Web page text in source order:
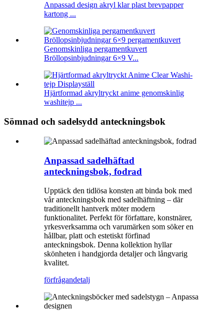
Anpassad design akryl klar plast brevpapper
kartong ...
Genomskinliga pergamentkuvert
Bröllopsinbjudningar 6×9 V...
Hjärtformad akryltryckt anime genomskinlig
washitejp ...
Sömnad och sadelsydd anteckningsbok
Anpassad sadelhäftad
anteckningsbok, fodrad
Upptäck den tidlösa konsten att binda bok med
vår anteckningsbok med sadelhäftning – där
traditionellt hantverk möter modern
funktionalitet. Perfekt för författare, konstnärer,
yrkesverksamma och varumärken som söker en
hållbar, platt och estetiskt förfinad
anteckningsbok. Denna kollektion hyllar
skönheten i handgjorda detaljer och långvarig
kvalitet.
förfrågandetalj